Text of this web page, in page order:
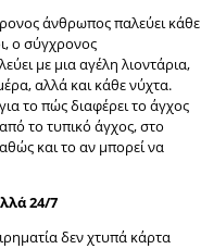
άνθρωπος παλεύει κάθε
ο σύγχρονος
με μια αγέλη λιοντάρια,
αλλά και κάθε νύχτα.
το πώς διαφέρει το άγχος
το τυπικό άγχος, στο
και το αν μπορεί να
24/7
δεν χτυπά κάρτα